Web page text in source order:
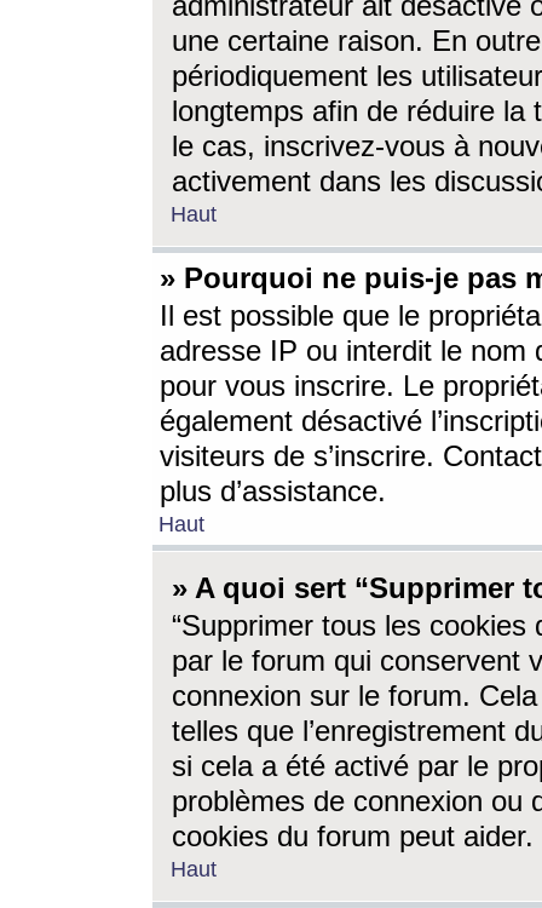
une certaine raison. En
périodiquement les
longtemps afin de réduire la
le cas, inscrivez-vous à
activement dans les
Haut
» Pourquoi ne puis-je pas
Il est possible que le
adresse IP ou interdit le nom
pour vous inscrire. Le
également désactivé
visiteurs de s’inscrire.
plus d’assistance.
Haut
» A quoi sert “Supprimer
“Supprimer tous les cookies
par le forum qui conservent
connexion sur le forum.
telles que l’enregistrement
si cela a été activé par le
problèmes de connexion ou
cookies du forum peut aider.
Haut